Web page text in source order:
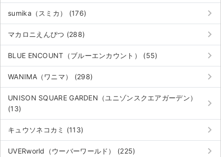
sumika（スミカ） (176) keyboard_arrow_right
マカロニえんぴつ (288) keyboard_arrow_right
BLUE ENCOUNT（ブルーエンカウント） (55) keyboard_arrow_right
WANIMA（ワニマ） (298) keyboard_arrow_right
UNISON SQUARE GARDEN（ユニゾンスクエアガーデン）
(13)
keyboard_arrow_right
キュウソネコカミ (113) keyboard_arrow_right
UVERworld（ウーバーワールド） (225) keyboard_arrow_right